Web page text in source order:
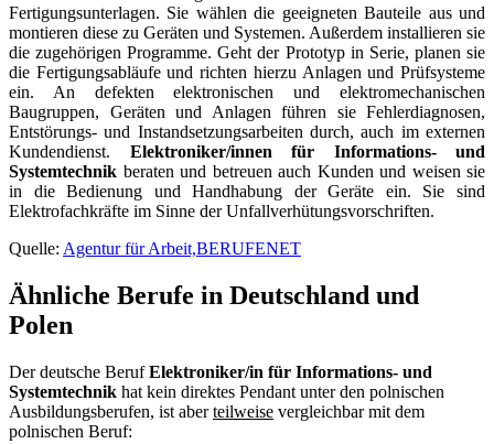
Fertigungsunterlagen. Sie wählen die geeigneten Bauteile aus und
montieren diese zu Geräten und Systemen. Außerdem installieren sie
die zugehörigen Programme. Geht der Prototyp in Serie, planen sie
die Fertigungsabläufe und richten hierzu Anlagen und Prüfsysteme
ein. An defekten elektronischen und elektromechanischen
Baugruppen, Geräten und Anlagen führen sie Fehlerdiagnosen,
Entstörungs- und Instandsetzungsarbeiten durch, auch im externen
Kundendienst. Elektroniker/innen für Informations- und
Systemtechnik beraten und betreuen auch Kunden und weisen sie
in die Bedienung und Handhabung der Geräte ein. Sie sind
Elektrofachkräfte im Sinne der Unfallverhütungsvorschriften.
Quelle: Agentur für Arbeit,BERUFENET
Ähnliche Berufe in Deutschland und
Polen
Der deutsche BerufElektroniker/in für Informations- und
Systemtechnik hat kein direktes Pendant unter den polnischen
Ausbildungsberufen, ist aberteilweise vergleichbar mit dem
polnischen Beruf: